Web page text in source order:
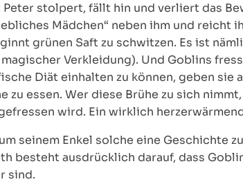
Peter stolpert, fällt hin und verliert das
Mädchen“ neben ihm und reicht
grünen Saft zu schwitzen. Es ist
Verkleidung). Und Goblins
Diät einhalten zu können, geben sie
zu essen. Wer diese Brühe zu sich
wird. Ein wirklich
seinem Enkel solche eine Geschichte
besteht ausdrücklich darauf, dass
sind.